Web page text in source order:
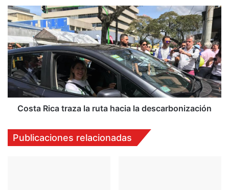
Costa
Rica
traza
la
ruta
hacia
la
descarbonización
Costa Rica traza la ruta hacia la descarbonización
Publicaciones relacionadas